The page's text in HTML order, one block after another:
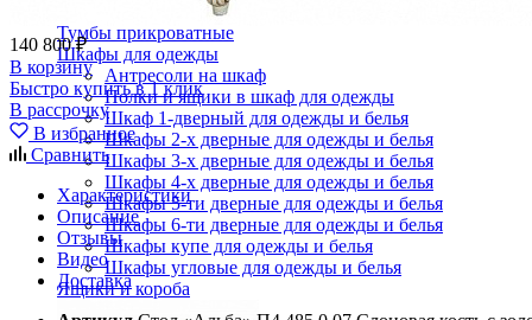
Туалетные столики
Тумбы прикроватные
Шкафы для одежды
Антресоли на шкаф
Полки и ящики в шкаф для одежды
Шкаф 1-дверный для одежды и белья
Шкафы 2-х дверные для одежды и белья
Шкафы 3-х дверные для одежды и белья
Шкафы 4-х дверные для одежды и белья
Шкафы 5-ти дверные для одежды и белья
Шкафы 6-ти дверные для одежды и белья
Шкафы купе для одежды и белья
Шкафы угловые для одежды и белья
Ящики и короба
140 800 ₽
В корзину
Быстро купить в 1 клик
В рассрочку
В избранное
Сравнить
Характеристики
Описание
Отзывы
Видео
Доставка